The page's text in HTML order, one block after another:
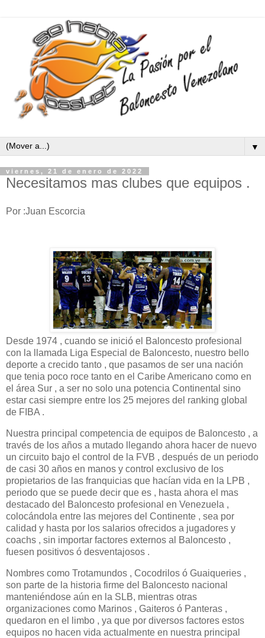
▼
viernes, 21 de enero de 2022
Necesitamos mas clubes que equipos .
Por :Juan Escorcia
Desde 1974 , cuando se inició el Baloncesto profesional
con la llamada Liga Especial de Baloncesto, nuestro bello
deporte a crecido tanto , que pasamos de ser una nación
que tenia poco roce tanto en el Caribe Americano como en
el área Sur , a ser no solo una potencia Continental sino
estar casi siempre entre los 25 mejores del ranking global
de FIBA .
Nuestra principal competencia de equipos de Baloncesto , a
través de los años a mutado llegando ahora hacer de nuevo
un circuito bajo el control de la FVB , después de un periodo
de casi 30 años en manos y control exclusivo de los
propietarios de las franquicias que hacían vida en la LPB ,
periodo que se puede decir que es , hasta ahora el mas
destacado del Baloncesto profesional en Venezuela ,
colocándola entre las mejores del Continente , sea por
calidad y hasta por los salarios ofrecidos a jugadores y
coachs , sin importar factores externos al Baloncesto ,
fuesen positivos ó desventajosos .
Nombres como Trotamundos , Cocodrilos ó Guaiqueries ,
son parte de la historia firme del Baloncesto nacional
manteniéndose aún en la SLB, mientras otras
organizaciones como Marinos , Gaiteros ó Panteras ,
quedaron en el limbo , ya que por diversos factores estos
equipos no hacen vida actualmente en nuestra principal